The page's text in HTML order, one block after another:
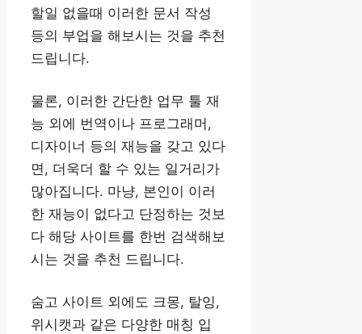
할일 없을때 이러한 문서 작성
등의 부업을 해보시는 것을 추천
드립니다.
물론, 이러한 간단한 업무 툴 재
능 외에 번역이나 프로그래머,
디자이너 등의 재능을 갖고 있다
면, 더욱더 할 수 있는 일거리가
많아집니다. 마냥, 본인이 이러
한 재능이 없다고 단정하는 것보
다 해당 사이트를 한번 검색해보
시는 것을 추천 드립니다.
숨고 사이트 외에도 크몽, 탈잉,
위시캣과 같은 다양한 매칭 입